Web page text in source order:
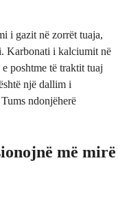
i gazit në zorrët tuaja,
Karbonati i kalciumit në
poshtme të traktit tuaj
një dallim i
ndonjëherë
më mirë